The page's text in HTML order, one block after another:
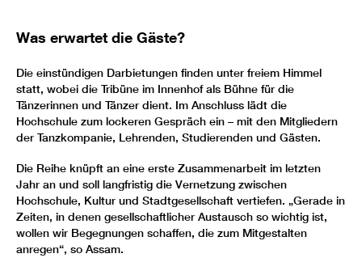
Was erwartet die Gäste?
Die einstündigen Darbietungen finden unter freiem Himmel
statt, wobei die Tribüne im Innenhof als Bühne für die
Tänzerinnen und Tänzer dient. Im Anschluss lädt die
Hochschule zum lockeren Gespräch ein – mit den Mitgliedern
der Tanzkompanie, Lehrenden, Studierenden und Gästen.
Die Reihe knüpft an eine erste Zusammenarbeit im letzten
Jahr an und soll langfristig die Vernetzung zwischen
Hochschule, Kultur und Stadtgesellschaft vertiefen. „Gerade in
Zeiten, in denen gesellschaftlicher Austausch so wichtig ist,
wollen wir Begegnungen schaffen, die zum Mitgestalten
anregen“, so Assam.